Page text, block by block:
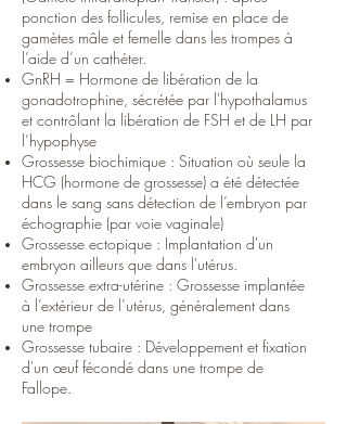
ponction des follicules, remise en place de
gamètes mâle et femelle dans les trompes à
l’aide d’un cathéter.
GnRH = Hormone de libération de la
gonadotrophine, sécrétée par l'hypothalamus
et contrôlant la libération de FSH et de LH par
l’hypophyse
Grossesse biochimique : Situation où seule la
HCG (hormone de grossesse) a été détectée
dans le sang sans détection de l’embryon par
échographie (par voie vaginale)
Grossesse ectopique : Implantation d'un
embryon ailleurs que dans l'utérus.
Grossesse extra-utérine : Grossesse implantée
à l’extérieur de l’utérus, généralement dans
une trompe
Grossesse tubaire : Développement et fixation
d'un œuf fécondé dans une trompe de
Fallope.